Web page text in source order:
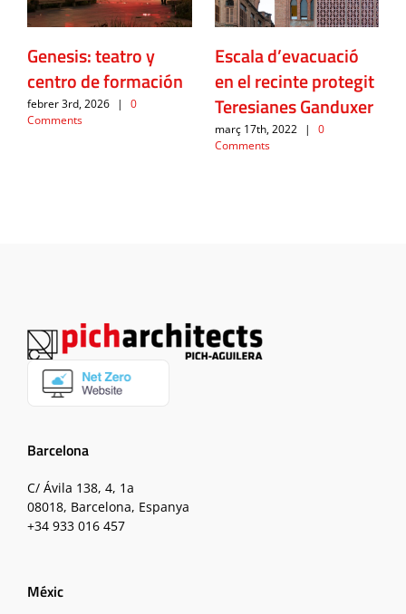
Genesis: teatro y
centro de formación
febrer 3rd, 2026 |
0
Comments
Escala d’evacuació
en el recinte protegit
Teresianes Ganduxer
març 17th, 2022 |
0
Comments
Barcelona
C/ Ávila 138, 4, 1a
08018, Barcelona, Espanya
+34 933 016 457
Méxic